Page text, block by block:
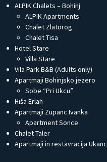
ALPIK Chalets – Bohinj
ALPIK Apartments
Chalet Zlatorog
Chalet Tisa
Hotel Stare
Villa Stare
Vila Park B&B (Adults only)
Apartmaji Bohinjsko jezero
Sobe “Pri Ukcu”
Hiša Erlah
Apartmaji Zupanc Ivanka
Apartment Sonce
Chalet Taler
Apartmaji in restavracija Ukanc